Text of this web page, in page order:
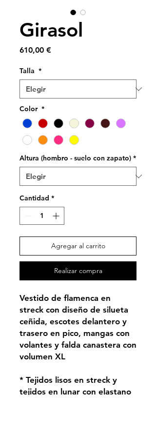
Girasol
610,00 €Precio
Talla *
Color *
Altura (hombro - suelo con zapato) *
Cantidad *
Agregar al carrito
Realizar compra
Vestido de flamenca en
streck con diseño de silueta
ceñida, escotes delantero y
trasero en pico, mangas con
volantes y falda canastera con
volumen XL
* Tejidos lisos en streck y
tejidos en lunar con elastano